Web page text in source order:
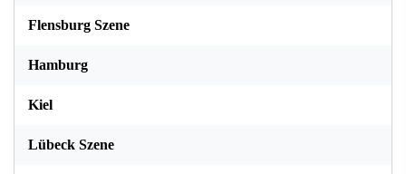
Flensburg Szene
Hamburg
Kiel
Lübeck Szene